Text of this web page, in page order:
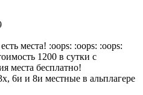
места! :oops: :oops: :oops:
1200 в сутки с
места бесплатно!
6и и 8и местные в альплагере